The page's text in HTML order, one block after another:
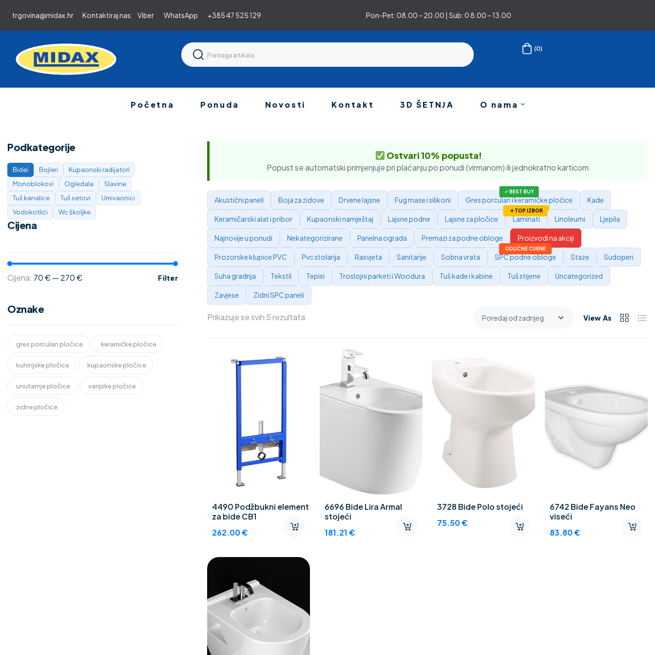
trgovina@midax.hr Kontaktiraj nas: Viber WhatsApp +385 47 525 129 Pon-Pet: 08.00 – 20.00 | Sub: 0 8.00 – 13.00
(0)
Početna Ponuda Novosti Kontakt 3D ŠETNJA O nama
Ostvari 10% popusta!
Popust se automatski primjenjuje pri plaćanju po ponudi (virmanom) ili jednokratno karticom.
Akustični paneli Boja za zidove Drvene lajsne Fug mase i silikoni Gres porculan i keramičke pločice Kade
Keramičarski alat i pribor Kupaonski namještaj Lajsne podne Lajsne za pločice Laminati Linoleumi Ljepila
Najnovije u ponudi Nekategorizirane Panelna ograda Premazi za podne obloge Proizvodi na akciji
Prozorske klupice PVC Pvc stolarija Rasvjeta Sanitarije Sobna vrata SPC podne obloge Staze Sudoperi
Suha gradnja Tekstil Tepisi Troslojni parketi i Woodura Tuš kade i kabine Tuš stijene Uncategorized
Zavjese Zidni SPC paneli
Prikazuje se svih 5 rezultata View As
4490 Podžbukni element
za bide CB1
262.00€
6696 Bide Lira Armal
stojeći
181.21€
3728 Bide Polo stojeći
75.50€
6742 Bide Fayans Neo
viseći
83.80€
Podkategorije
Bidei Bojleri
Kupaonski radijatori
Monoblokovi
Ogledala
Slavine
Tuš kanalice
Tuš setovi
Umivaonici
Vodokotlići
Wc školjke
Cijena
Filter
Cijena: 70 €— 270 €
Oznake
gres porculan pločice keramičke pločice
kuhinjske pločice kupaonske pločice
unutarnje pločice vanjske pločice
zidne pločice